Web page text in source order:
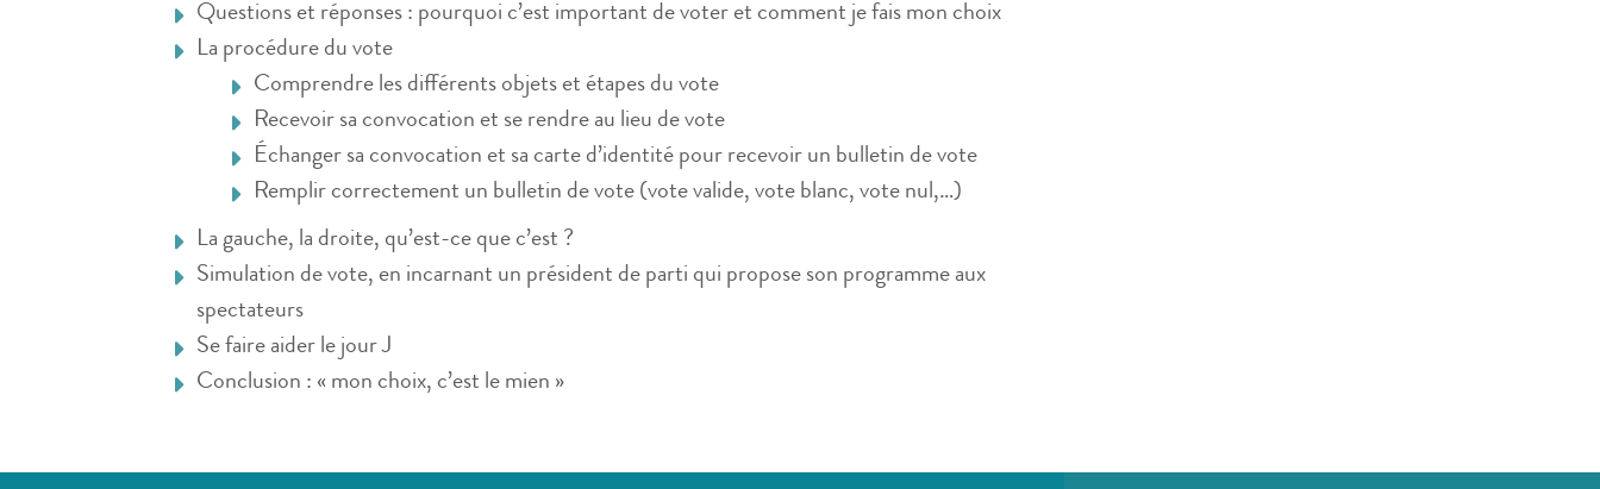
Questions et réponses : pourquoi c’est important de voter et comment je fais mon choix
La procédure du vote
Comprendre les différents objets et étapes du vote
Recevoir sa convocation et se rendre au lieu de vote
Échanger sa convocation et sa carte d’identité pour recevoir un bulletin de vote
Remplir correctement un bulletin de vote (vote valide, vote blanc, vote nul,…)
La gauche, la droite, qu’est-ce que c’est ?
Simulation de vote, en incarnant un président de parti qui propose son programme aux
spectateurs
Se faire aider le jour J
Conclusion : « mon choix, c’est le mien »